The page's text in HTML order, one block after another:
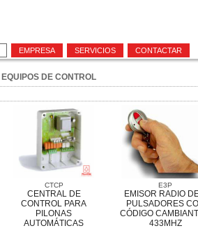
EMPRESA SERVICIOS CONTACTAR
EQUIPOS DE CONTROL
CTCP
CENTRAL DE
CONTROL PARA
PILONAS
AUTOMÁTICAS
E3P
EMISOR RADIO
PULSADORES
CÓDIGO
433MHZ